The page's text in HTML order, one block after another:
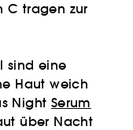
C tragen zur
sind eine
Haut weich
Night Serum
über Nacht